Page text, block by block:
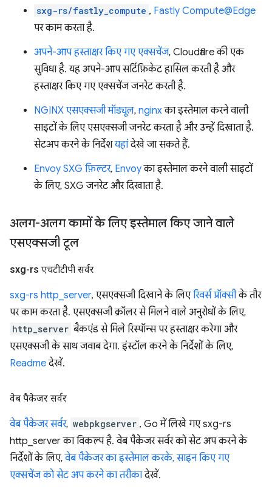
sxg-rs/fastly_compute , Fastly Compute@Edge
पर काम करता है.
अपने-आप हस्ताक्षर किए गए एक्सचेंज, Cloudflare की एक
सुविधा है. यह अपने-आप सर्टिफ़िकेट हासिल करती है और
हस्ताक्षर किए गए एक्सचेंज जनरेट करती है.
NGINX एसएक्सजी मॉड्यूल, nginxका इस्तेमाल करने वाली
साइटों के लिए एसएक्सजी जनरेट करता है और उन्हें दिखाता है.
सेटअप करने के निर्देशयहांदेखे जा सकते हैं.
Envoy SXG फ़िल्टर, Envoyका इस्तेमाल करने वाली साइटों
के लिए, SXG जनरेट और दिखाता है.
अलग-अलग कामों के लिए इस्तेमाल किए जाने वाले
एसएक्सजी टूल
sxg-rs एचटीटीपी सर्वर
sxg-rs http_server, एसएक्सजी दिखाने के लिएरिवर्स प्रॉक्सीके तौर
पर काम करता है. एसएक्सजी क्रॉलर से मिलने वाले अनुरोधों के लिए,
http_server बैकएंड से मिले रिस्पॉन्स पर हस्ताक्षर करेगा और
एसएक्सजी के साथ जवाब देगा. इंस्टॉल करने के निर्देशों के लिए,
Readmeदेखें.
वेब पैकेजर सर्वर
वेब पैकेजर सर्वर, webpkgserver , Go में लिखे गए sxg-rs
http_server का विकल्प है. वेब पैकेजर सर्वर को सेट अप करने के
निर्देशों के लिए,वेब पैकेजर का इस्तेमाल करके, साइन किए गए
एक्सचेंज को सेट अप करने का तरीकादेखें.